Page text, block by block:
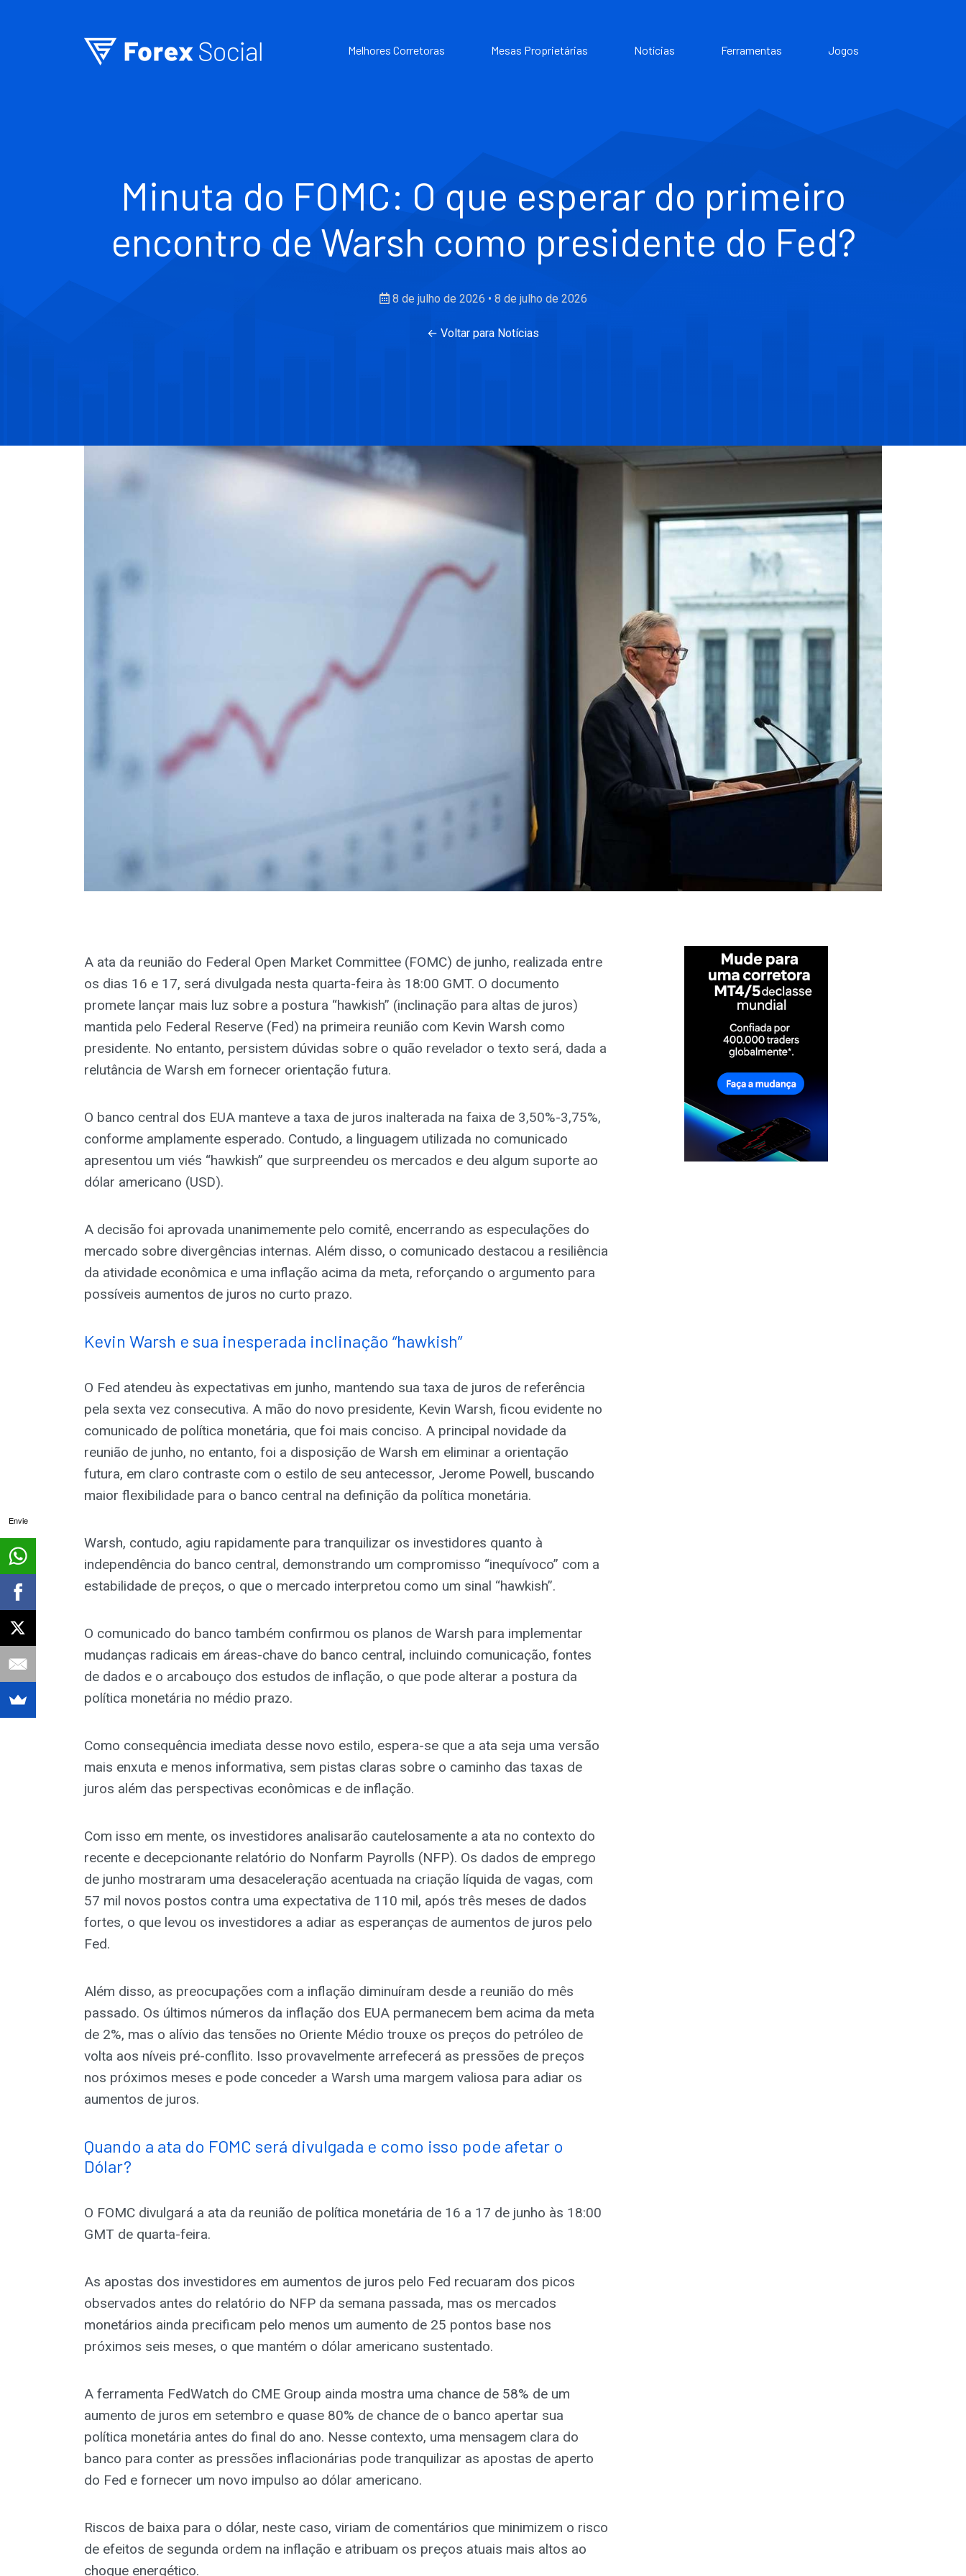
Melhores Corretoras Mesas Proprietárias Notícias Ferramentas Jogos
Minuta do FOMC: O que esperar do primeiro
encontro de Warsh como presidente do Fed?
8 de julho de 2026 • 8 de julho de 2026
← Voltar para Notícias
A ata da reunião do Federal Open Market Committee (FOMC) de junho, realizada entre
os dias 16 e 17, será divulgada nesta quarta-feira às 18:00 GMT. O documento
promete lançar mais luz sobre a postura “hawkish” (inclinação para altas de juros)
mantida pelo Federal Reserve (Fed) na primeira reunião com Kevin Warsh como
presidente. No entanto, persistem dúvidas sobre o quão revelador o texto será, dada a
relutância de Warsh em fornecer orientação futura.
O banco central dos EUA manteve a taxa de juros inalterada na faixa de 3,50%-3,75%,
conforme amplamente esperado. Contudo, a linguagem utilizada no comunicado
apresentou um viés “hawkish” que surpreendeu os mercados e deu algum suporte ao
dólar americano (USD).
A decisão foi aprovada unanimemente pelo comitê, encerrando as especulações do
mercado sobre divergências internas. Além disso, o comunicado destacou a resiliência
da atividade econômica e uma inflação acima da meta, reforçando o argumento para
possíveis aumentos de juros no curto prazo.
Kevin Warsh e sua inesperada inclinação “hawkish”
O Fed atendeu às expectativas em junho, mantendo sua taxa de juros de referência
pela sexta vez consecutiva. A mão do novo presidente, Kevin Warsh, ficou evidente no
comunicado de política monetária, que foi mais conciso. A principal novidade da
reunião de junho, no entanto, foi a disposição de Warsh em eliminar a orientação
futura, em claro contraste com o estilo de seu antecessor, Jerome Powell, buscando
maior flexibilidade para o banco central na definição da política monetária.
Warsh, contudo, agiu rapidamente para tranquilizar os investidores quanto à
independência do banco central, demonstrando um compromisso “inequívoco” com a
estabilidade de preços, o que o mercado interpretou como um sinal “hawkish”.
O comunicado do banco também confirmou os planos de Warsh para implementar
mudanças radicais em áreas-chave do banco central, incluindo comunicação, fontes
de dados e o arcabouço dos estudos de inflação, o que pode alterar a postura da
política monetária no médio prazo.
Como consequência imediata desse novo estilo, espera-se que a ata seja uma versão
mais enxuta e menos informativa, sem pistas claras sobre o caminho das taxas de
juros além das perspectivas econômicas e de inflação.
Com isso em mente, os investidores analisarão cautelosamente a ata no contexto do
recente e decepcionante relatório do Nonfarm Payrolls (NFP). Os dados de emprego
de junho mostraram uma desaceleração acentuada na criação líquida de vagas, com
57 mil novos postos contra uma expectativa de 110 mil, após três meses de dados
fortes, o que levou os investidores a adiar as esperanças de aumentos de juros pelo
Fed.
Além disso, as preocupações com a inflação diminuíram desde a reunião do mês
passado. Os últimos números da inflação dos EUA permanecem bem acima da meta
de 2%, mas o alívio das tensões no Oriente Médio trouxe os preços do petróleo de
volta aos níveis pré-conflito. Isso provavelmente arrefecerá as pressões de preços
nos próximos meses e pode conceder a Warsh uma margem valiosa para adiar os
aumentos de juros.
Quando a ata do FOMC será divulgada e como isso pode afetar o
Dólar?
O FOMC divulgará a ata da reunião de política monetária de 16 a 17 de junho às 18:00
GMT de quarta-feira.
As apostas dos investidores em aumentos de juros pelo Fed recuaram dos picos
observados antes do relatório do NFP da semana passada, mas os mercados
monetários ainda precificam pelo menos um aumento de 25 pontos base nos
próximos seis meses, o que mantém o dólar americano sustentado.
A ferramenta FedWatch do CME Group ainda mostra uma chance de 58% de um
aumento de juros em setembro e quase 80% de chance de o banco apertar sua
política monetária antes do final do ano. Nesse contexto, uma mensagem clara do
banco para conter as pressões inflacionárias pode tranquilizar as apostas de aperto
do Fed e fornecer um novo impulso ao dólar americano.
Riscos de baixa para o dólar, neste caso, viriam de comentários que minimizem o risco
de efeitos de segunda ordem na inflação e atribuam os preços atuais mais altos ao
choque energético.
Envie